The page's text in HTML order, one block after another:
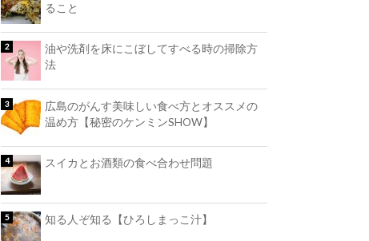
ること
油や洗剤を床にこぼしてすべる時の掃除方
法
広島のがんす美味しい食べ方とオススメの
温め方【秘密のケンミンSHOW】
スイカとお酒類の食べ合わせ問題
知る人ぞ知る【ひろしまっこ汁】